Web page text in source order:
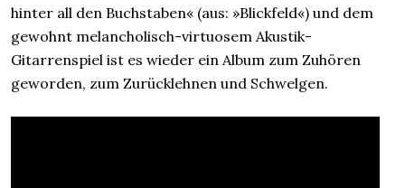
hinter all den Buchstaben« (aus: »Blickfeld«) und dem
gewohnt melancholisch-virtuosem Akustik-
Gitarrenspiel ist es wieder ein Album zum Zuhören
geworden, zum Zurücklehnen und Schwelgen.